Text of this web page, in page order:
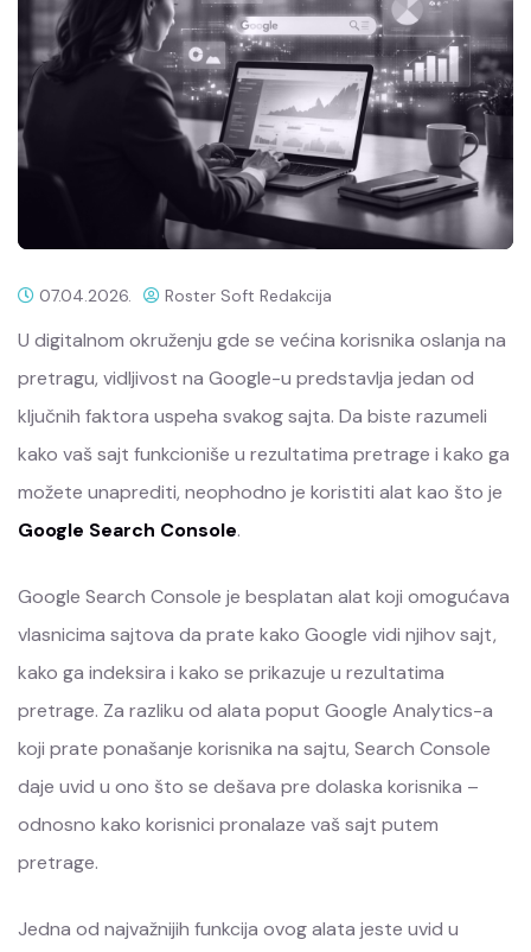
07.04.2026. Roster Soft Redakcija
U digitalnom okruženju gde se većina korisnika oslanja na
pretragu, vidljivost na Google-u predstavlja jedan od
ključnih faktora uspeha svakog sajta. Da biste razumeli
kako vaš sajt funkcioniše u rezultatima pretrage i kako ga
možete unaprediti, neophodno je koristiti alat kao što je
Google Search Console.
Google Search Console je besplatan alat koji omogućava
vlasnicima sajtova da prate kako Google vidi njihov sajt,
kako ga indeksira i kako se prikazuje u rezultatima
pretrage. Za razliku od alata poput Google Analytics-a
koji prate ponašanje korisnika na sajtu, Search Console
daje uvid u ono što se dešava pre dolaska korisnika –
odnosno kako korisnici pronalaze vaš sajt putem
pretrage.
Jedna od najvažnijih funkcija ovog alata jeste uvid u